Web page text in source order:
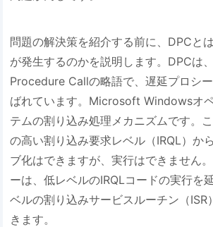
問題の解決策を紹介する前に、DPCと
が発生するのかを説明します。DPCは
Procedure Callの略語で、遅延プロシ
ばれています。Microsoft Windowsオ
テムの割り込み処理メカニズムです。
の高い割り込み要求レベル（IRQL）か
ブ化はできますが、実行はできません
ーは、低レベルのIRQLコードの実行を
ベルの割り込みサービスルーチン（ISR
きます。